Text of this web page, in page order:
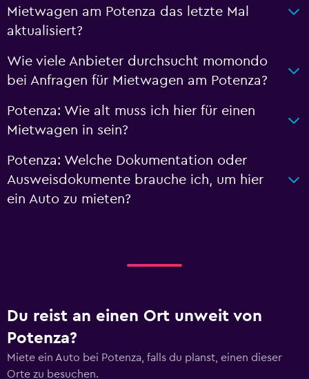
Mietwagen am Potenza das letzte Mal
aktualisiert?
Wie viele Anbieter durchsucht momondo
bei Anfragen für Mietwagen am Potenza?
Potenza: Wie alt muss ich hier für einen
Mietwagen in sein?
Potenza: Welche Dokumentation oder
Ausweisdokumente brauche ich, um hier
ein Auto zu mieten?
Du reist an einen Ort unweit von
Potenza?
Miete ein Auto bei Potenza, falls du planst, einen dieser
Orte zu besuchen.